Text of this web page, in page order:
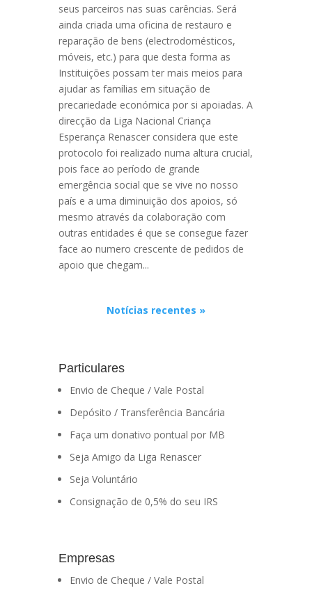
seus parceiros nas suas carências. Será
ainda criada uma oficina de restauro e
reparação de bens (electrodomésticos,
móveis, etc.) para que desta forma as
Instituições possam ter mais meios para
ajudar as famílias em situação de
precariedade económica por si apoiadas. A
direcção da Liga Nacional Criança
Esperança Renascer considera que este
protocolo foi realizado numa altura crucial,
pois face ao período de grande
emergência social que se vive no nosso
país e a uma diminuição dos apoios, só
mesmo através da colaboração com
outras entidades é que se consegue fazer
face ao numero crescente de pedidos de
apoio que chegam...
Notícias recentes »
Particulares
Envio de Cheque / Vale Postal
Depósito / Transferência Bancária
Faça um donativo pontual por MB
Seja Amigo da Liga Renascer
Seja Voluntário
Consignação de 0,5% do seu IRS
Empresas
Envio de Cheque / Vale Postal